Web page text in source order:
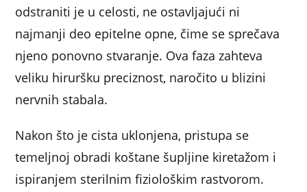
odstraniti je u celosti, ne ostavljajući ni
najmanji deo epitelne opne, čime se sprečava
njeno ponovno stvaranje. Ova faza zahteva
veliku hiruršku preciznost, naročito u blizini
nervnih stabala.
Nakon što je cista uklonjena, pristupa se
temeljnoj obradi koštane šupljine kiretažom i
ispiranjem sterilnim fiziološkim rastvorom.